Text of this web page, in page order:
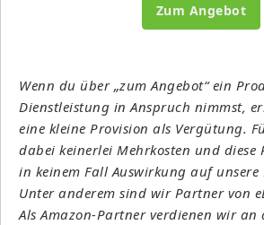
Zum Angebot
Wenn du über „zum Angebot“ ein
Dienstleistung in Anspruch nimmst,
eine kleine Provision als Vergütung.
dabei keinerlei Mehrkosten und diese
in keinem Fall Auswirkung auf unsere
Unter anderem sind wir Partner von
Als Amazon-Partner verdienen wir